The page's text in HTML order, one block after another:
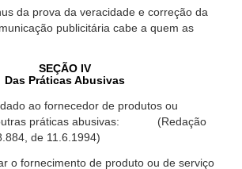
da prova da veracidade e correção da
publicitária cabe a quem as
SEÇÃO IV
Das Práticas Abusivas
ao fornecedor de produtos ou
outras práticas abusivas: (Redação
de 11.6.1994)
o fornecimento de produto ou de serviço